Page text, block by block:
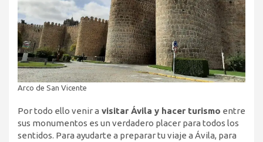
Arco de San Vicente
Por todo ello venir a visitar Ávila y hacer turismo entre
sus monumentos es un verdadero placer para todos los
sentidos. Para ayudarte a preparar tu viaje a Ávila, para